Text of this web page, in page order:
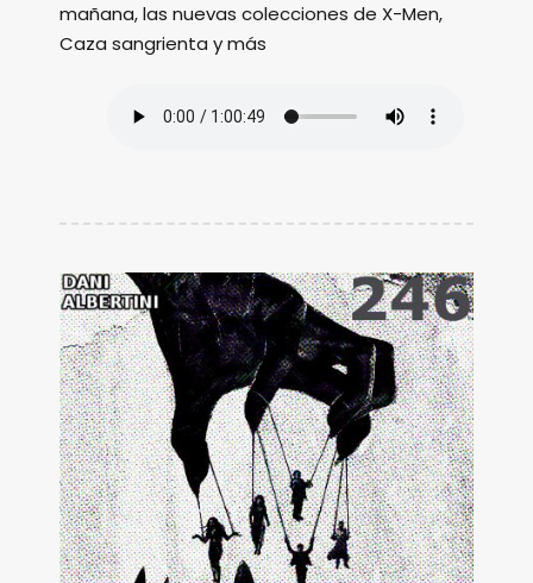
mañana, las nuevas colecciones de X-Men,
Caza sangrienta y más